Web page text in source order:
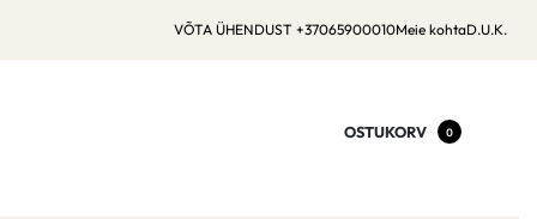
VÕTA ÜHENDUST +37065900010Meie kohtaD.U.K.
OSTUKORV 0